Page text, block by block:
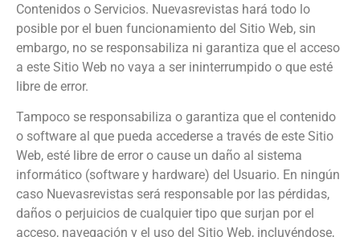
Contenidos o Servicios. Nuevasrevistas hará todo lo
posible por el buen funcionamiento del Sitio Web, sin
embargo, no se responsabiliza ni garantiza que el acceso
a este Sitio Web no vaya a ser ininterrumpido o que esté
libre de error.
Tampoco se responsabiliza o garantiza que el contenido
o software al que pueda accederse a través de este Sitio
Web, esté libre de error o cause un daño al sistema
informático (software y hardware) del Usuario. En ningún
caso Nuevasrevistas será responsable por las pérdidas,
daños o perjuicios de cualquier tipo que surjan por el
acceso, navegación y el uso del Sitio Web, incluyéndose,